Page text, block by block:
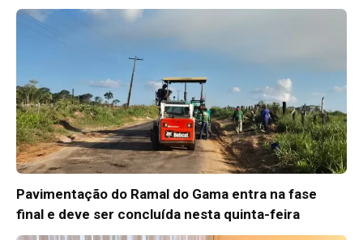
Pavimentação do Ramal do Gama entra na fase
final e deve ser concluída nesta quinta-feira